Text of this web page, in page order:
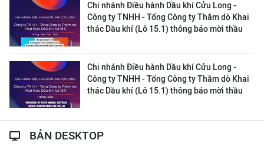
Chi nhánh Điều hành Dầu khí Cửu Long -
Công ty TNHH - Tổng Công ty Thăm dò Khai
thác Dầu khí (Lô 15.1) thông báo mời thầu
Chi nhánh Điều hành Dầu khí Cửu Long -
Công ty TNHH - Tổng Công ty Thăm dò Khai
thác Dầu khí (Lô 15.1) thông báo mời thầu
BẢN DESKTOP